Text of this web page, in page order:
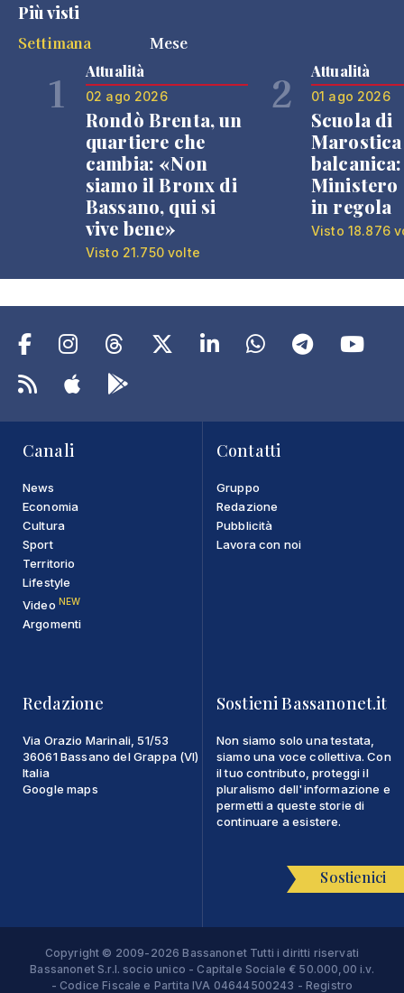
Più visti
Settimana
Mese
1 Attualità
02 ago 2026
Rondò Brenta, un
quartiere che
cambia: «Non
siamo il Bronx di
Bassano, qui si
vive bene»
Visto 21.750 volte
2 Attualità
01 ago 2026
Scuola di
Ministero
in regola
Visto 18.876
Canali
News
Economia
Cultura
Sport
Territorio
Lifestyle
Video NEW
Argomenti
Contatti
Gruppo
Redazione
Pubblicità
Lavora con noi
Redazione
Via Orazio Marinali, 51/53
36061 Bassano del Grappa (VI)
Italia
Google maps
Sostieni Bassanonet.it
Non siamo solo una testata,
siamo una voce collettiva. Con
il tuo contributo, proteggi il
pluralismo dell'informazione e
permetti a queste storie di
continuare a esistere.
Sostienici
Copyright © 2009-2026 Bassanonet Tutti i diritti riservati
Bassanonet S.r.l. socio unico - Capitale Sociale € 50.000,00 i.v.
- Codice Fiscale e Partita IVA 04644500243 - Registro